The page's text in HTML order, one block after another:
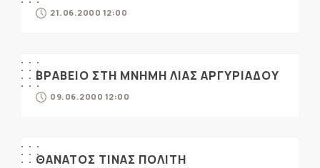
21.06.2000 12:00
ΒΡΑΒΕΙΟ ΣΤΗ ΜΝΗΜΗ ΛΙΑΣ ΑΡΓΥΡΙΑΔΟΥ
09.06.2000 12:00
ΘΑΝΑΤΟΣ ΤΙΝΑΣ ΠΟΛΙΤΗ